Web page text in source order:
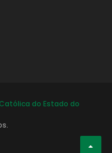
do Estado do